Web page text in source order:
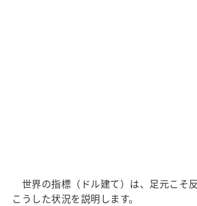
世界の指標（ドル建て）は、足元こそ
こうした状況を説明します。